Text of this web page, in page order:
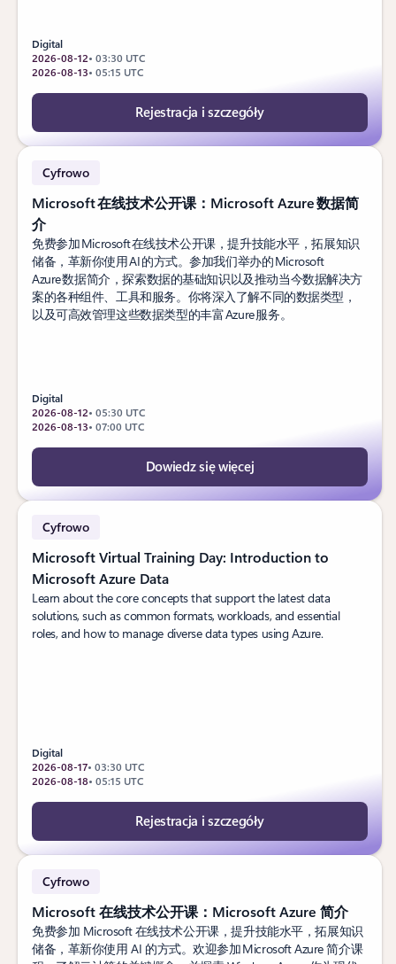
Digital
2026-08-12• 03:30 UTC
2026-08-13• 05:15 UTC
Rejestracja i szczegóły
Cyfrowo
Microsoft 在线技术公开课：Microsoft Azure 数据简
介
免费参加 Microsoft 在线技术公开课，提升技能水平，拓展知识
储备，革新你使用 AI 的方式。参加我们举办的 Microsoft
Azure 数据简介，探索数据的基础知识以及推动当今数据解决方
案的各种组件、工具和服务。你将深入了解不同的数据类型，
以及可高效管理这些数据类型的丰富 Azure 服务。
Digital
2026-08-12• 05:30 UTC
2026-08-13• 07:00 UTC
Dowiedz się więcej
Cyfrowo
Microsoft Virtual Training Day: Introduction to
Microsoft Azure Data
Learn about the core concepts that support the latest data
solutions, such as common formats, workloads, and essential
roles, and how to manage diverse data types using Azure.
Digital
2026-08-17• 03:30 UTC
2026-08-18• 05:15 UTC
Rejestracja i szczegóły
Cyfrowo
Microsoft 在线技术公开课：Microsoft Azure 简介
免费参加 Microsoft 在线技术公开课，提升技能水平，拓展知识
储备，革新你使用 AI 的方式。欢迎参加 Microsoft Azure 简介课